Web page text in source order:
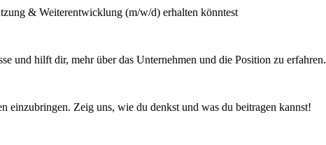
& Weiterentwicklung (m/w/d) erhalten könntest
und hilft dir, mehr über das Unternehmen und die Position zu erfahren.
einzubringen. Zeig uns, wie du denkst und was du beitragen kannst!